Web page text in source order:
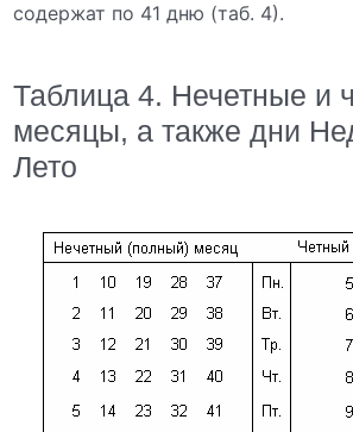
содержат по 41 дню (таб. 4).
Таблица 4. Нечетные и
месяцы, а также дни
Лето